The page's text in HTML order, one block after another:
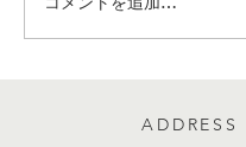
ADDRESS